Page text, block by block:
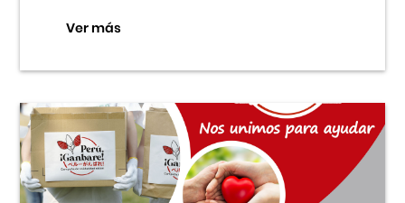
Ver más